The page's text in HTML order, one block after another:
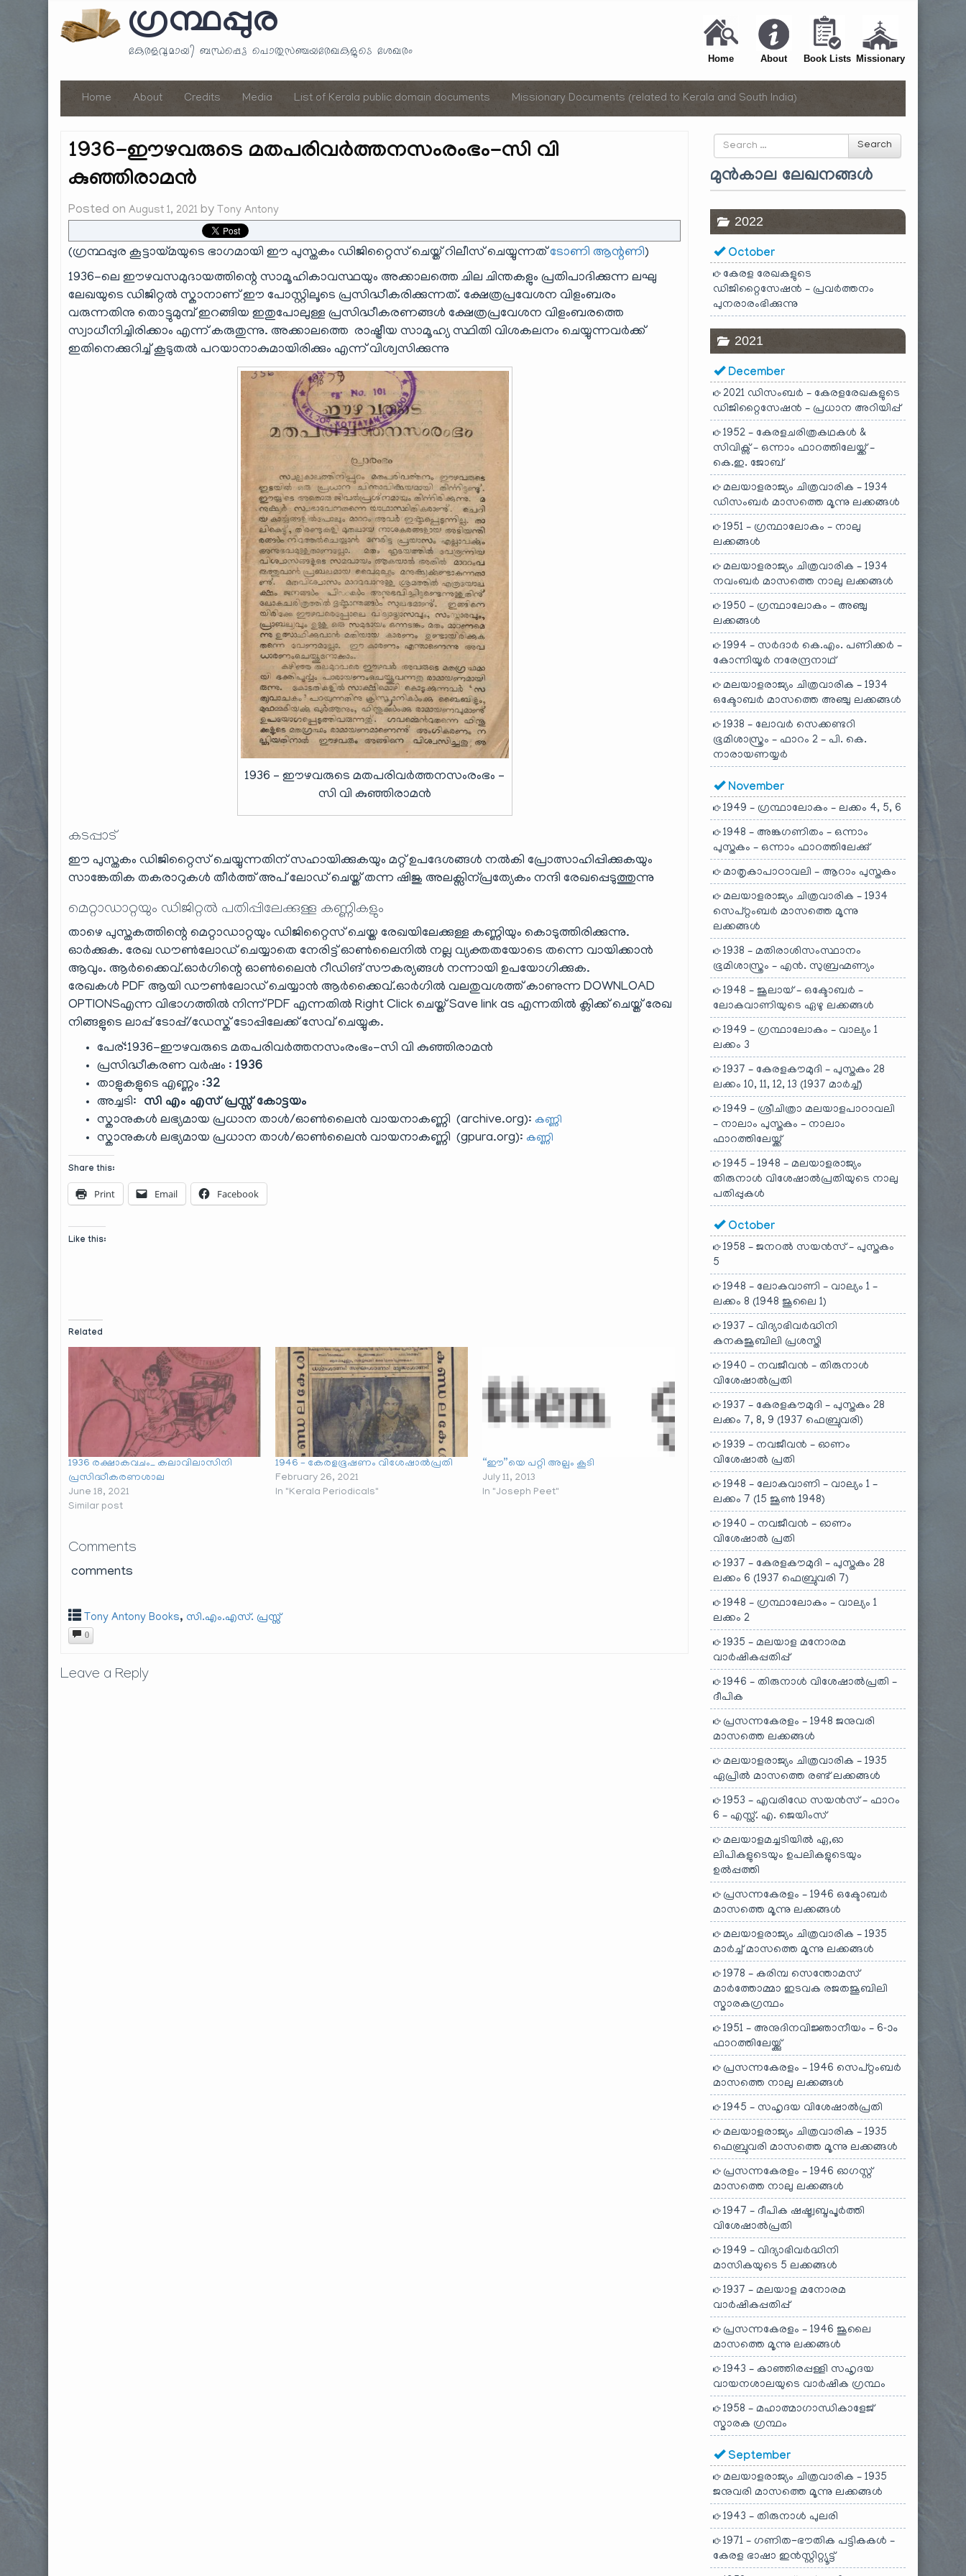
ഗ്രന്ഥപ്പുര
കേരളവുമായി ബന്ധപ്പെട്ട പൊതുസഞ്ചയരേഖകളുടെ ശേഖരം Home About Book Lists Missionary
Home About Credits Media List of Kerala public domain documents Missionary Documents (related to Kerala and South India)
1936-ഈഴവരുടെ മതപരിവര്‍ത്തനസംരംഭം-സി വി
കുഞ്ഞിരാമന്‍
Posted onAugust 1, 2021 by Tony Antony
(ഗ്രന്ഥപ്പുര കൂട്ടായ്മയുടെ ഭാഗമായി ഈ പുസ്തകം ഡിജിറ്റൈസ് ചെയ്ത് റിലീസ് ചെയ്യുന്നത്ടോണി ആന്റണി)
1936-ലെ ഈഴവസമുദായത്തിന്റെ സാമൂഹികാവസ്ഥയും അക്കാലത്തെ ചില ചിന്തകളും പ്രതിപാദിക്കുന്ന ലഘു
ലേഖയുടെഡിജിറ്റൽ സ്കാനാണ് ഈ പോസ്റ്റിലൂടെ പ്രസിദ്ധീകരിക്കുന്നത്. ക്ഷേത്രപ്രവേശന വിളംബരം
വരുന്നതിനു തൊട്ടുമുമ്പ് ഇറങ്ങിയ ഇതുപോലുള്ള പ്രസിദ്ധീകരണങ്ങള്‍ ക്ഷേത്രപ്രവേശന വിളംബരത്തെ
സ്വാധീനിച്ചിരിക്കാം എന്ന് കരുതുന്നു. അക്കാലത്തെ രാഷ്ട്രീയ സാമൂഹ്യ സ്ഥിതി വിശകലനം ചെയ്യുന്നവര്‍ക്ക്
ഇതിനെക്കുറിച്ച് കൂടുതല്‍ പറയാനാകുമായിരിക്കും എന്ന് വിശ്വസിക്കുന്നു
1936 – ഈഴവരുടെ മതപരിവർത്തനസംരംഭം –
സി വി കുഞ്ഞിരാമൻ
കടപ്പാട്
ഈ പുസ്തകം ഡിജിറ്റൈസ് ചെയ്യുന്നതിന് സഹായിക്കുകയും മറ്റ് ഉപദേശങ്ങൾ നൽകി പ്രോത്സാഹിപ്പിക്കുകയും
സാങ്കേതിക തകരാറുകള്‍ തീര്‍ത്ത് അപ് ലോഡ് ചെയ്ത് തന്ന ഷിജു അലക്സിന്പ്രത്യേകം നന്ദി രേഖപ്പെടുത്തുന്നു
മെറ്റാഡാറ്റയും ഡിജിറ്റൽ പതിപ്പിലേക്കുള്ള കണ്ണികളും
താഴെ പുസ്തകത്തിന്റെ മെറ്റാഡാറ്റയും ഡിജിറ്റൈസ് ചെയ്ത രേഖയിലേക്കുള്ള കണ്ണിയും കൊടുത്തിരിക്കുന്നു.
ഓർക്കുക. രേഖ ഡൗൺലോഡ് ചെയ്യാതെ നേരിട്ട് ഓൺലൈനിൽ നല്ല വ്യക്തതയോടെ തന്നെ വായിക്കാൻ
ആവും. ആർക്കൈവ്.ഓർഗിന്റെ ഓൺലൈൻ റീഡിങ് സൗകര്യങ്ങൾ നന്നായി ഉപയോഗിക്കുക.
രേഖകൾ PDF ആയി ഡൗൺലോഡ് ചെയ്യാൻ ആർക്കൈവ്.ഓർഗിൽ വലതുവശത്ത് കാണുന്ന DOWNLOAD
OPTIONSഎന്ന വിഭാഗത്തിൽ നിന്ന് PDF എന്നതിൽ Right Click ചെയ്ത് Save link as എന്നതിൽ ക്ലിക്ക് ചെയ്ത് രേഖ
നിങ്ങളുടെ ലാപ്പ് ടോപ്പ്/ഡേസ്ക് ടോപ്പിലേക്ക് സേവ് ചെയ്യുക.
പേര്:1936-ഈഴവരുടെ മതപരിവര്‍ത്തനസംരംഭം-സി വി കുഞ്ഞിരാമന്‍
പ്രസിദ്ധീകരണ വർഷം : 1936
താളുകളുടെ എണ്ണം :32
അച്ചടി: സി എം എസ് പ്രസ്സ് കോട്ടയം
സ്കാനുകൾ ലഭ്യമായ പ്രധാന താൾ/ഓൺലൈൻ വായനാകണ്ണി (archive.org): കണ്ണി
സ്കാനുകൾ ലഭ്യമായ പ്രധാന താൾ/ഓൺലൈൻ വായനാകണ്ണി (gpura.org): കണ്ണി
Share this:
Print Email Facebook
Like this:
Related
1936 രക്ഷാകവചം_ കലാവിലാസിനി
പ്രസിദ്ധീകരണശാല
June 18, 2021
Similar post
1946 – കേരളഭൂഷണം വിശേഷാൽപ്രതി
February 26, 2021
In "Kerala Periodicals"
“ഈ”യെ പറ്റി അല്പം കൂടി
July 11, 2013
In "Joseph Peet"
Comments
comments
Tony Antony Books, സി.എം.എസ്. പ്രസ്സ്
0
Leave a Reply
Search
for
Search
മുൻകാല ലേഖനങ്ങൾ
2022
October
കേരള രേഖകളുടെ
ഡിജിറ്റൈസേഷൻ – പ്രവർത്തനം
പുനരാരംഭിക്കുന്നു
2021
December
2021 ഡിസംബർ – കേരളരേഖകളുടെ
ഡിജിറ്റൈസേഷൻ – പ്രധാന അറിയിപ്പ്
1952 – കേരളചരിത്രകഥകൾ &
സിവിക്സ് – ഒന്നാം ഫാറത്തിലേയ്ക്ക് –
കെ.ഇ. ജോബ്
മലയാളരാജ്യം ചിത്രവാരിക – 1934
ഡിസംബർ മാസത്തെ മൂന്നു ലക്കങ്ങൾ
1951 – ഗ്രന്ഥാലോകം – നാലു
ലക്കങ്ങൾ
മലയാളരാജ്യം ചിത്രവാരിക – 1934
നവംബർ മാസത്തെ നാലു ലക്കങ്ങൾ
1950 – ഗ്രന്ഥാലോകം – അഞ്ചു
ലക്കങ്ങൾ
1994 – സർദാർ കെ.എം. പണിക്കർ –
കോന്നിയൂർ നരേന്ദ്രനാഥ്
മലയാളരാജ്യം ചിത്രവാരിക – 1934
ഒക്ടോബർ മാസത്തെ അഞ്ചു ലക്കങ്ങൾ
1938 – ലോവർ സെക്കണ്ടറി
ഭൂമിശാസ്ത്രം – ഫാറം 2 – പി. കെ.
നാരായണയ്യർ
November
1949 – ഗ്രന്ഥാലോകം – ലക്കം 4, 5, 6
1948 – അങ്കഗണിതം – ഒന്നാം
പുസ്തകം – ഒന്നാം ഫാറത്തിലേക്കു്
മാതൃകാപാഠാവലി – ആറാം പുസ്തകം
മലയാളരാജ്യം ചിത്രവാരിക – 1934
സെപ്റ്റംബർ മാസത്തെ മൂന്നു
ലക്കങ്ങൾ
1938 – മതിരാശിസംസ്ഥാനം
ഭൂമിശാസ്ത്രം – എൻ. സുബ്രഹ്മണ്യം
1948 – ജൂലായ് – ഒക്ടോബർ –
ലോകവാണിയുടെ ഏഴു ലക്കങ്ങൾ
1949 – ഗ്രന്ഥാലോകം – വാല്യം 1
ലക്കം 3
1937 – കേരളകൗമുദി – പുസ്തകം 28
ലക്കം 10, 11, 12, 13 (1937 മാർച്ച്)
1949 – ശ്രീചിത്രാ മലയാളപാഠാവലി
– നാലാം പുസ്തകം – നാലാം
ഫാറത്തിലേയ്ക്ക്
1945 – 1948 – മലയാളരാജ്യം
തിരുനാൾ വിശേഷാൽപ്രതിയുടെ നാലു
പതിപ്പുകൾ
October
1958 – ജനറൽ സയൻസ് – പുസ്തകം
5
1948 – ലോകവാണി – വാല്യം 1 –
ലക്കം 8 (1948 ജൂലൈ 1)
1937 – വിദ്യാഭിവർദ്ധിനി
കനകജൂബിലി പ്രശസ്തി
1940 – നവജീവൻ – തിരുനാൾ
വിശേഷാൽപ്രതി
1937 – കേരളകൗമുദി – പുസ്തകം 28
ലക്കം 7, 8, 9 (1937 ഫെബ്രുവരി)
1939 – നവജീവൻ – ഓണം
വിശേഷാൽ പ്രതി
1948 – ലോകവാണി – വാല്യം 1 –
ലക്കം 7 (15 ജൂൺ 1948)
1940 – നവജീവൻ – ഓണം
വിശേഷാൽ പ്രതി
1937 – കേരളകൗമുദി – പുസ്തകം 28
ലക്കം 6 (1937 ഫെബ്രുവരി 7)
1948 – ഗ്രന്ഥാലോകം – വാല്യം 1
ലക്കം 2
1935 – മലയാള മനോരമ
വാർഷികപ്പതിപ്പ്
1946 – തിരുനാൾ വിശേഷാൽപ്രതി –
ദീപിക
പ്രസന്നകേരളം – 1948 ജനുവരി
മാസത്തെ ലക്കങ്ങൾ
മലയാളരാജ്യം ചിത്രവാരിക – 1935
ഏപ്രിൽ മാസത്തെ രണ്ട് ലക്കങ്ങൾ
1953 – എവരിഡേ സയൻസ് – ഫാറം
6 – എസ്സ്. എ. ജെയിംസ്
മലയാളമച്ചടിയിൽ ഏ,ഓ
ലിപികളുടെയും ഉപലികളുടെയും
ഉൽപ്പത്തി
പ്രസന്നകേരളം – 1946 ഒക്ടോബർ
മാസത്തെ മൂന്നു ലക്കങ്ങൾ
മലയാളരാജ്യം ചിത്രവാരിക – 1935
മാർച്ച് മാസത്തെ മൂന്നു ലക്കങ്ങൾ
1978 – കരിമ്പ സെന്തോമസ്
മാർത്തോമ്മാ ഇടവക രജതജൂബിലി
സ്മാരകഗ്രന്ഥം
1951 – അനുദിനവിജ്ഞാനീയം – 6-ാം
ഫാറത്തിലേയ്ക്കു്
പ്രസന്നകേരളം – 1946 സെപ്റ്റംബർ
മാസത്തെ നാലു ലക്കങ്ങൾ
1945 – സഹൃദയ വിശേഷാൽപ്രതി
മലയാളരാജ്യം ചിത്രവാരിക – 1935
ഫെബ്രുവരി മാസത്തെ മൂന്നു ലക്കങ്ങൾ
പ്രസന്നകേരളം – 1946 ഓഗസ്റ്റ്
മാസത്തെ നാലു ലക്കങ്ങൾ
1947 – ദീപിക ഷഷ്ട്വബ്ദപൂർത്തി
വിശേഷാൽപ്രതി
1949 – വിദ്യാഭിവർദ്ധിനി
മാസികയുടെ 5 ലക്കങ്ങൾ
1937 – മലയാള മനോരമ
വാർഷികപ്പതിപ്പ്
പ്രസന്നകേരളം – 1946 ജൂലൈ
മാസത്തെ മൂന്നു ലക്കങ്ങൾ
1943 – കാഞ്ഞിരപ്പള്ളി സഹൃദയ
വായനശാലയുടെ വാർഷിക ഗ്രന്ഥം
1958 – മഹാത്മാഗാന്ധികാളേജ്
സ്മാരക ഗ്രന്ഥം
September
മലയാളരാജ്യം ചിത്രവാരിക – 1935
ജനുവരി മാസത്തെ മൂന്നു ലക്കങ്ങൾ
1943 – തിരുനാൾ പുലരി
1971 – ഗണിത-ഭൗതിക പട്ടികകൾ –
കേരള ഭാഷാ ഇൻസ്റ്റിറ്റ്യൂട്ട്